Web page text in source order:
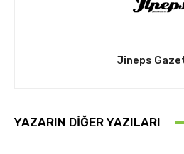
Jineps
YAZARIN DIĞER YAZILARI